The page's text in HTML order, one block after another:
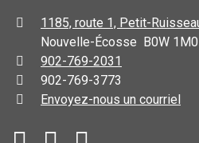
1185, route 1, Petit-
Nouvelle-Écosse B0W 1M0
902-769-2031
902-769-3773
Envoyez-nous un courriel